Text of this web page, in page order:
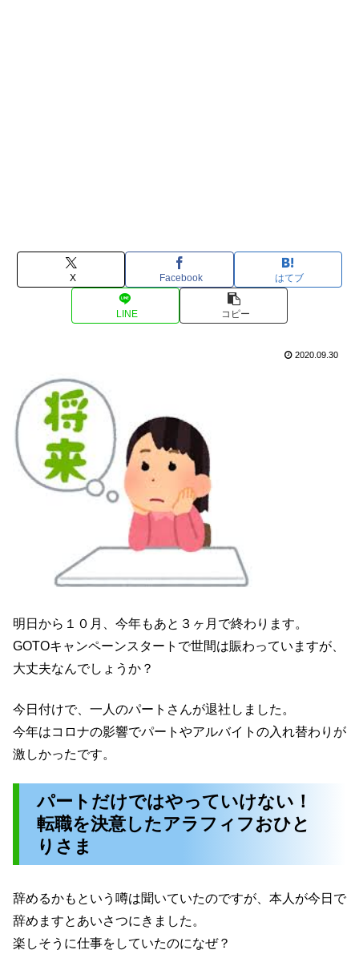
X Facebook はてブ
LINE コピー
2020.09.30
明日から１０月、今年もあと３ヶ月で終わります。
GOTOキャンペーンスタートで世間は賑わっていますが、
大丈夫なんでしょうか？
今日付けで、一人のパートさんが退社しました。
今年はコロナの影響でパートやアルバイトの入れ替わりが
激しかったです。
パートだけではやっていけない！
転職を決意したアラフィフおひと
りさま
辞めるかもという噂は聞いていたのですが、本人が今日で
辞めますとあいさつにきました。
楽しそうに仕事をしていたのになぜ？